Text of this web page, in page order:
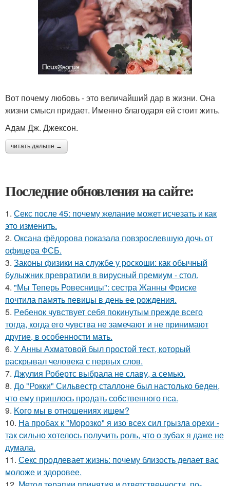
Вот почему любовь - это величайший дар в жизни. Она
жизни смысл придает. Именно благодаря ей стоит жить.
Адам Дж. Джексон.
читать дальше →
Последние обновления на сайте:
1. Секс после 45: почему желание может исчезать и как
это изменить.
2. Оксана фёдорова показала повзрослевшую дочь от
офицера ФСБ.
3. Законы физики на службе у роскоши: как обычный
булыжник превратили в вирусный премиум - стол.
4. "Мы Теперь Ровесницы": сестра Жанны Фриске
почтила память певицы в день ее рождения.
5. Peбенок чувствует себя покинутым прежде всего
тогда, когда его чувства не замечают и не принимают
другие, в особенности мать.
6. У Анны Ахматовой был простой тест, который
раскрывал человека с первых слов.
7. Джулия Робертс выбрала не славу, а семью.
8. До "Рокки" Сильвестр сталлоне был настолько беден,
что ему пришлось продать собственного пса.
9. Koго мы в отношениях ищем?
10. На пробах к "Морозко" я изо всех сил грызла орехи -
так сильно хотелось получить роль, что о зубах я даже не
думала.
11. Секс продлевает жизнь: почему близость делает вас
моложе и здоровее.